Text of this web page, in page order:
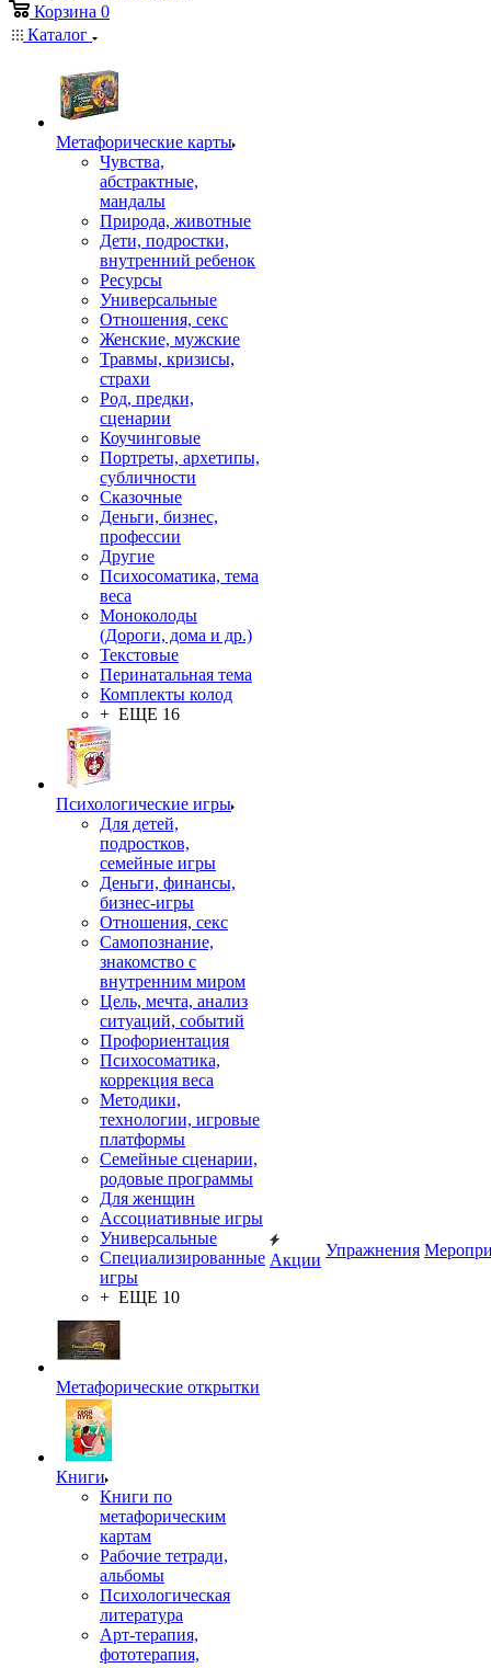
Корзина 0
Каталог
Mетафорические карты
Чувства,
абстрактные,
мандалы
Природа, животные
Дети, подростки,
внутренний ребенок
Ресурсы
Универсальные
Отношения, секс
Женские, мужские
Травмы, кризисы,
страхи
Род, предки,
сценарии
Коучинговые
Портреты, архетипы,
субличности
Сказочные
Деньги, бизнес,
профессии
Другие
Психосоматика, тема
веса
Моноколоды
(Дороги, дома и др.)
Текстовые
Перинатальная тема
Комплекты колод
+ ЕЩЕ 16
Психологические игры
Для детей,
подростков,
семейные игры
Деньги, финансы,
бизнес-игры
Отношения, секс
Самопознание,
знакомство с
внутренним миром
Цель, мечта, анализ
ситуаций, событий
Профориентация
Психосоматика,
коррекция веса
Методики,
технологии, игровые
платформы
Семейные сценарии,
родовые программы
Для женщин
Ассоциативные игры
Универсальные
Специализированные
игры
+ ЕЩЕ 10
Метафорические открытки
Книги
Книги по
метафорическим
картам
Рабочие тетради,
альбомы
Психологическая
литература
Арт-терапия,
фототерапия,
Акции
Упражнения